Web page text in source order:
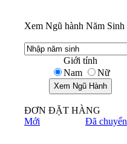
Xem Ngũ hành Năm Sinh
Giới tính
Nam
Nữ
ĐƠN ĐẶT HÀNG
Mới
Đã chuyển